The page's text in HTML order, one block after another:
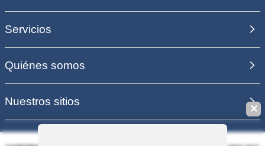
Servicios
Quiénes somos
Nuestros sitios
✕